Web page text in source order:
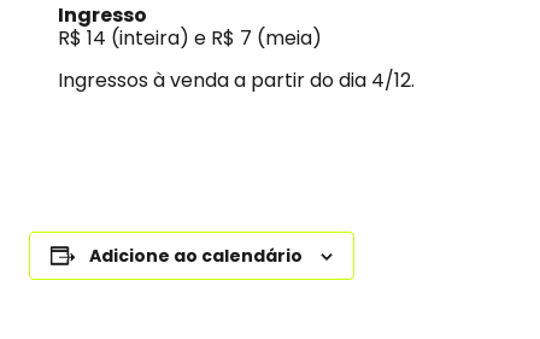
Ingresso
R$ 14 (inteira) e R$ 7 (meia)
Ingressos à venda a partir do dia 4/12.
Adicione ao calendário